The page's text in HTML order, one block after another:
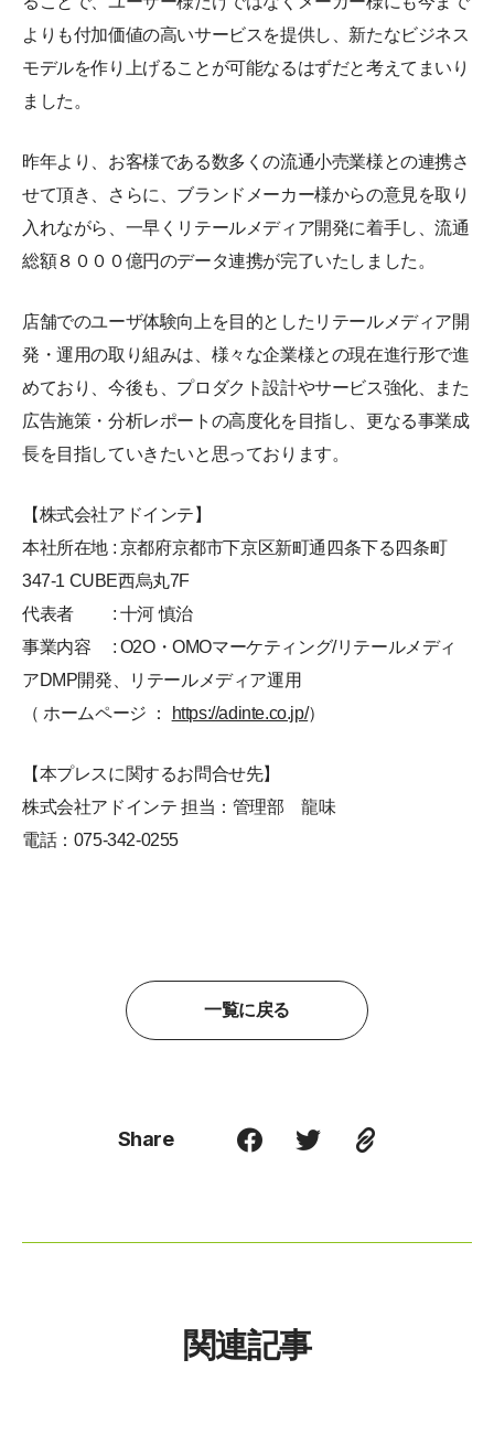
よりも付加価値の高いサービスを提供し、新たなビジネス
モデルを作り上げることが可能なるはずだと考えてまいり
ました。
昨年より、お客様である数多くの流通小売業様との連携さ
せて頂き、さらに、ブランドメーカー様からの意見を取り
入れながら、一早くリテールメディア開発に着手し、流通
総額８０００億円のデータ連携が完了いたしました。
店舗でのユーザ体験向上を目的としたリテールメディア開
発・運用の取り組みは、様々な企業様との現在進行形で進
めており、今後も、プロダクト設計やサービス強化、また
広告施策・分析レポートの高度化を目指し、更なる事業成
長を目指していきたいと思っております。
【株式会社アドインテ】
本社所在地 : 京都府京都市下京区新町通四条下る四条町
347-1 CUBE西烏丸7F
代表者 : 十河 慎治
事業内容 : O2O・OMOマーケティング/リテールメディ
アDMP開発、リテールメディア運用
（ ホームページ ：
https://adinte.co.jp/）
【本プレスに関するお問合せ先】
株式会社アドインテ 担当：管理部 龍味
電話：075-342-0255
一覧に戻る
Share
関連記事